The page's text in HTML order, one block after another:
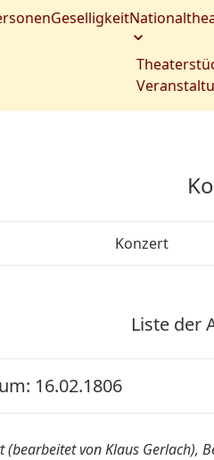
Geselligkeit
Konzert
Liste der
16.02.1806
von Klaus Gerlach),